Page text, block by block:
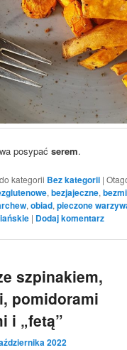
posypaćserem.
kategorii Bez kategorii |
,bezjajeczne,
,obiad,pieczone
| Dodaj komentarz
szpinakiem,
pomidorami
i „fetą”
2022